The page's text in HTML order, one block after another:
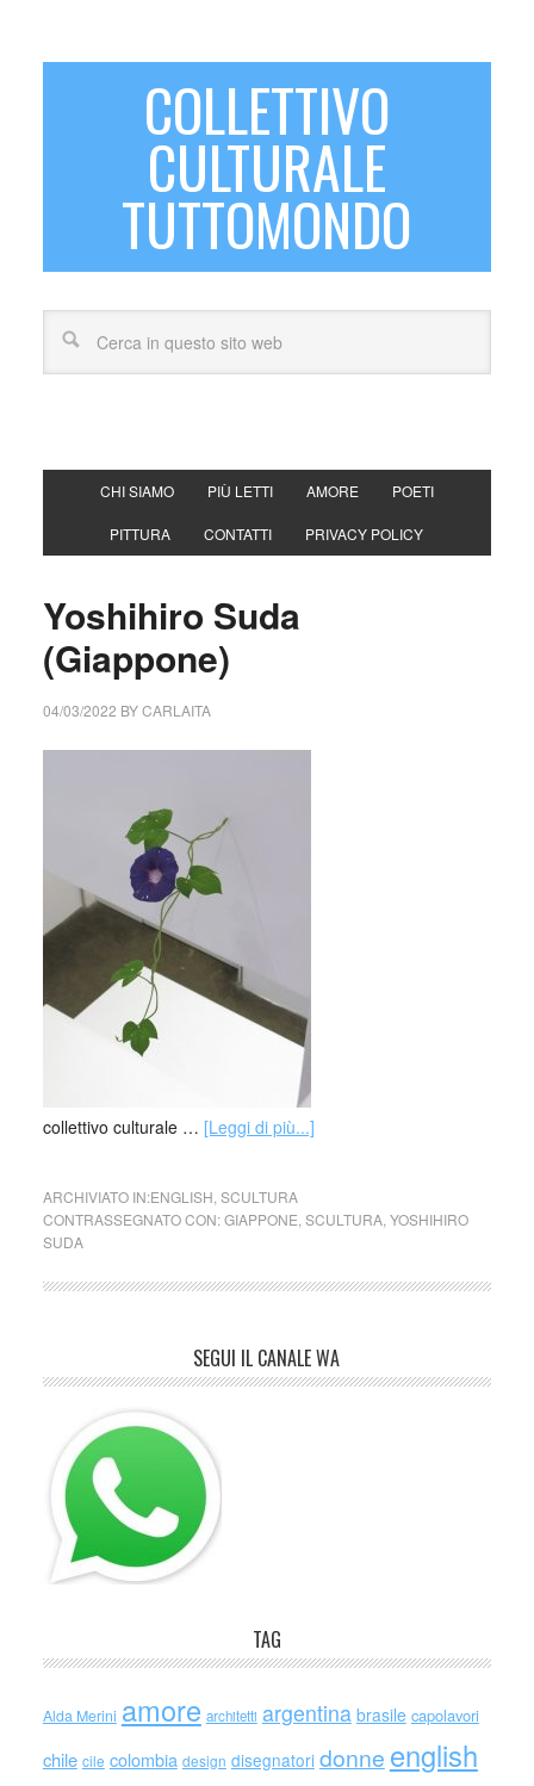
COLLETTIVO
CULTURALE
TUTTOMONDO
CHI SIAMO PIÙ LETTI AMORE POETI
PITTURA CONTATTI PRIVACY POLICY
Yoshihiro Suda
(Giappone)
04/03/2022 BYCARLAITA
collettivo culturale … [Leggi di più...]
ARCHIVIATO IN:ENGLISH SCULTURA
CONTRASSEGNATO CON:GIAPPONE SCULTURA, YOSHIHIRO
SUDA
SEGUI IL CANALE WA
TAG
Alda Merini amore architetti argentina brasile capolavori
chile cile colombia design disegnatori donne english